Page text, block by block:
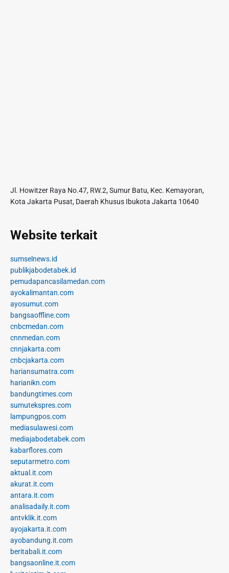
Jl. Howitzer Raya No.47, RW.2, Sumur Batu, Kec. Kemayoran,
Kota Jakarta Pusat, Daerah Khusus Ibukota Jakarta 10640
Website terkait
sumselnews.id
publikjabodetabek.id
pemudapancasilamedan.com
ayokalimantan.com
ayosumut.com
bangsaoffline.com
cnbcmedan.com
cnnmedan.com
cnnjakarta.com
cnbcjakarta.com
hariansumatra.com
harianikn.com
bandungtimes.com
sumutekspres.com
lampungpos.com
mediasulawesi.com
mediajabodetabek.com
kabarflores.com
seputarmetro.com
aktual.it.com
akurat.it.com
antara.it.com
analisadaily.it.com
antvklik.it.com
ayojakarta.it.com
ayobandung.it.com
beritabali.it.com
bangsaonline.it.com